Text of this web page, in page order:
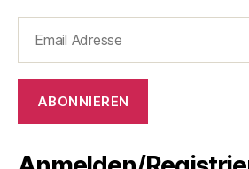
Adresse
ABONNIEREN